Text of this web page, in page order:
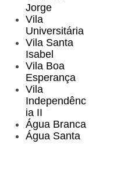
Jorge
Vila
Universitária
Vila Santa
Isabel
Vila Boa
Esperança
Vila
Independênc
ia II
Água Branca
Água Santa